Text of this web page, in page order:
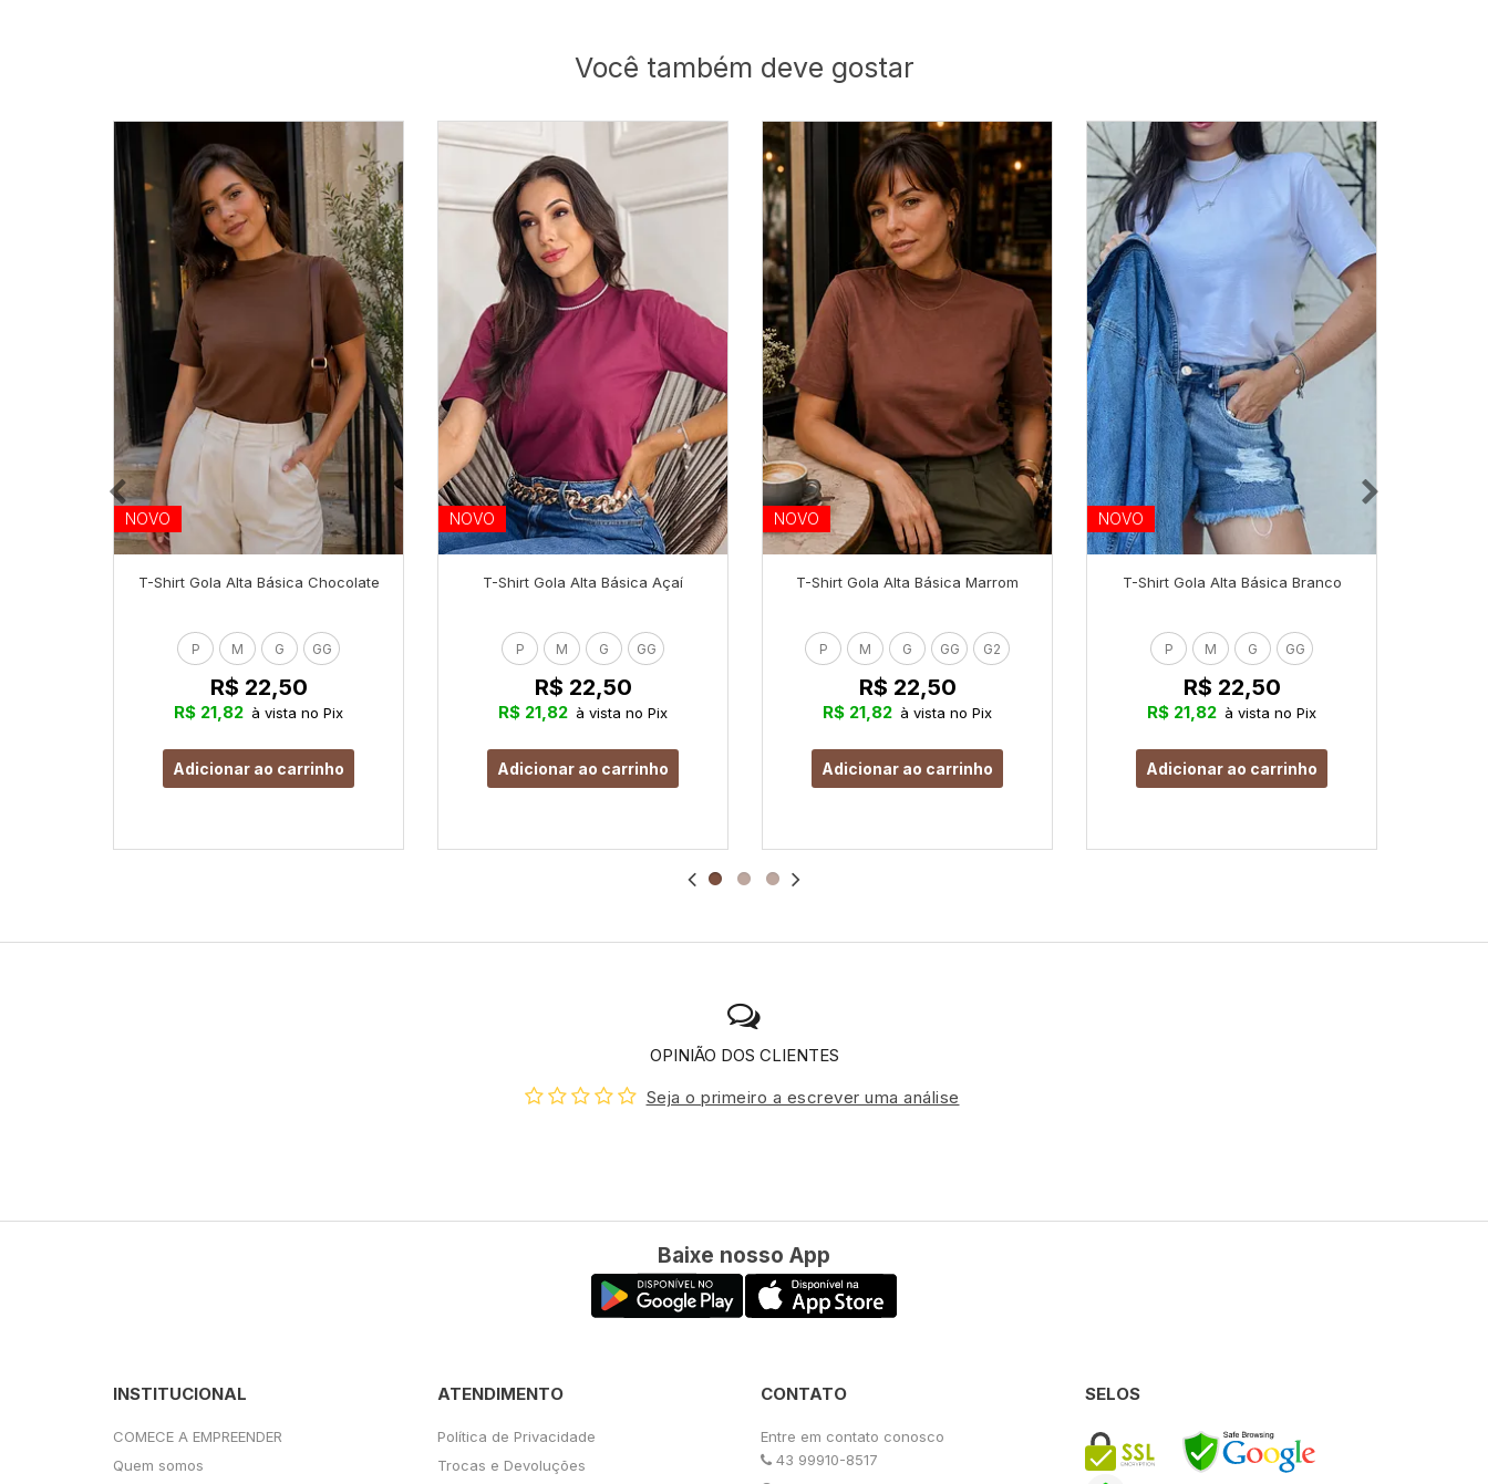
Você também deve gostar
NOVO
T-Shirt Gola Alta Básica Chocolate
P M G GG
R$ 22,50
R$ 21,82 à vista no Pix
Adicionar ao carrinho
NOVO
T-Shirt Gola Alta Básica Açaí
P M G GG
R$ 22,50
R$ 21,82 à vista no Pix
Adicionar ao carrinho
NOVO
T-Shirt Gola Alta Básica Marrom
P M G GG G2
R$ 22,50
R$ 21,82 à vista no Pix
Adicionar ao carrinho
NOVO
T-Shirt Gola Alta Básica Branco
P M G GG
R$ 22,50
R$ 21,82 à vista no Pix
Adicionar ao carrinho
OPINIÃO DOS CLIENTES
Seja o primeiro a escrever uma análise
Baixe nosso App
INSTITUCIONAL
COMECE A EMPREENDER
Quem somos
ATENDIMENTO
Política de Privacidade
Trocas e Devoluções
CONTATO
Entre em contato conosco
43 99910-8517
SELOS